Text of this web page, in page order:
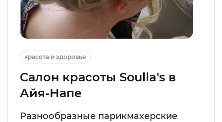
красота и здоровье
Салон красоты Soulla's в
Айя-Напе
Разнообразные парикмахерские